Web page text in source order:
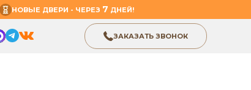
НОВЫЕ ДВЕРИ - ЧЕРЕЗ 7 ДНЕЙ!
ЗАКАЗАТЬ ЗВОНОК